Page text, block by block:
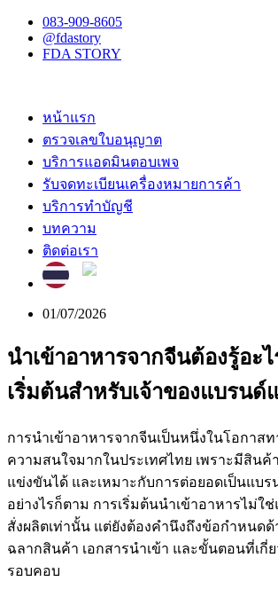
083-909-8605
@fdastory
FDA STORY
หน้าแรก
ตรวจเลขใบอนุญาต
บริการแอดมินตอบเพจ
รับจดทะเบียนเครื่องหมายการค้า
บริการทำบัญชี
บทความ
ติดต่อเรา
01/07/2026
นำเข้าอาหารจากจีนต้องรู้อะ
เริ่มต้นสำหรับเจ้าของแบรนด์
การนำเข้าอาหารจากจีนเป็นหนึ่งในโอกาส
ความสนใจมากในประเทศไทย เพราะมีสินค้
แข่งขันได้ และเหมาะกับการต่อยอดเป็นแบร
อย่างไรก็ตาม การเริ่มต้นนำเข้าอาหารไม่ใ
สั่งผลิตเท่านั้น แต่ยังต้องคำนึงถึงข้อกำหนด
ฉลากสินค้า เอกสารนำเข้า และขั้นตอนที่เกี่
รอบคอบ